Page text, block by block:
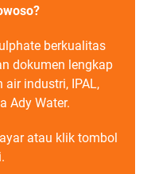
berkualitas
dokumen lengkap
industri, IPAL,
Ady Water.
atau klik tombol